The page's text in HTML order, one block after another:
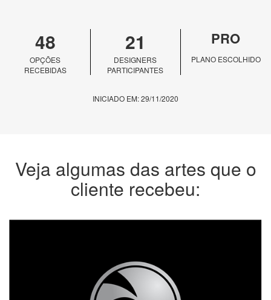
48
OPÇÕES
RECEBIDAS
21
DESIGNERS
PARTICIPANTES
PRO
PLANO ESCOLHIDO
INICIADO EM: 29/11/2020
Veja algumas das artes que o
cliente recebeu: